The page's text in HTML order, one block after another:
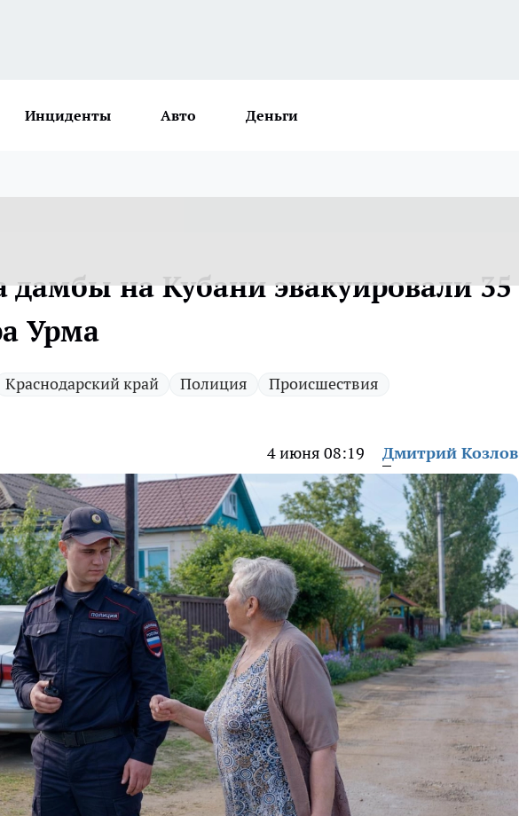
Инциденты Авто Деньги
дамбы на Кубани эвакуировали 35
Урма
Краснодарский край Полиция Происшествия
4 июня 08:19 Дмитрий Козлов